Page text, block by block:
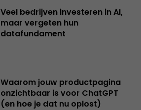
Veel bedrijven investeren in AI,
maar vergeten hun
datafundament
Waarom jouw productpagina
onzichtbaar is voor ChatGPT
(en hoe je dat nu oplost)